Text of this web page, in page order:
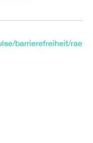
barrierefreiheit/rae